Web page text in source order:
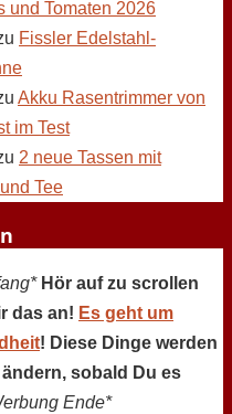
und Tomaten 2026
Fissler Edelstahl-
Akku Rasentrimmer von
im Test
2 neue Tassen mit
Tee
Hör auf zu scrollen
das an! Es geht um
! Diese Dinge werden
sobald Du es
Ende*